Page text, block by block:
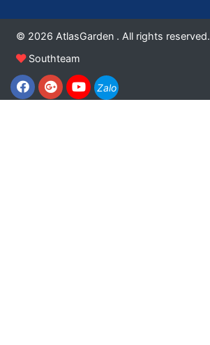
© 2026 AtlasGarden . All rights reserved.
Southteam
Zalo